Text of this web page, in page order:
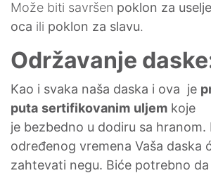
Može biti savršen poklon za
oca ili poklon za slavu.
Održavanje
Kao i svaka naša daska i ova je
puta sertifikovanim uljem koje
je bezbedno u dodiru sa hranom.
određenog vremena Vaša daska
zahtevati negu. Biće potrebno